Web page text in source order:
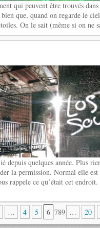
qui peuvent être trouvés
que, quand on regarde le
On le sait (même si on ne
depuis quelques année. Plus
la permission. Normal elle
rappele ce qu’était cet
… 4 5 6 789 … 20